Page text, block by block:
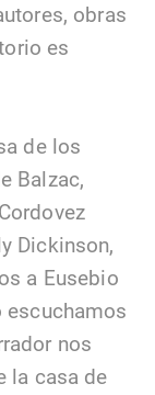
obras
es
de los
Balzac,
Dickinson,
a Eusebio
nos
la casa de